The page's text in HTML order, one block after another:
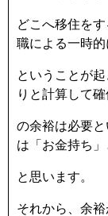
どこへ移住を
職による一時的
ということが
りと計算して
の余裕は必要
は「お金持ち
と思います。
それから、余